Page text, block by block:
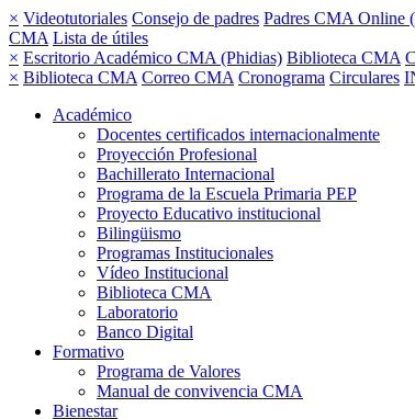
× Videotutoriales Consejo de padres Padres CMA Online
CMA Lista de útiles
× Escritorio Académico CMA (Phidias) Biblioteca CMA
× Biblioteca CMA Correo CMA Cronograma Circulares
Académico
Docentes certificados internacionalmente
Proyección Profesional
Bachillerato Internacional
Programa de la Escuela Primaria PEP
Proyecto Educativo institucional
Bilingüismo
Programas Institucionales
Vídeo Institucional
Biblioteca CMA
Laboratorio
Banco Digital
Formativo
Programa de Valores
Manual de convivencia CMA
Bienestar